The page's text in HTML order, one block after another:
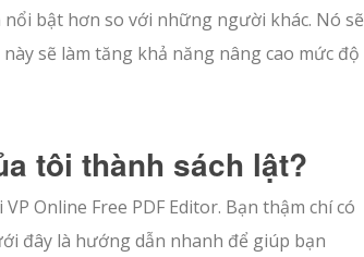
bật hơn so với những người khác. Nó sẽ
sẽ làm tăng khả năng nâng cao mức độ
tôi thành sách lật?
Online Free PDF Editor. Bạn thậm chí có
đây là hướng dẫn nhanh để giúp bạn